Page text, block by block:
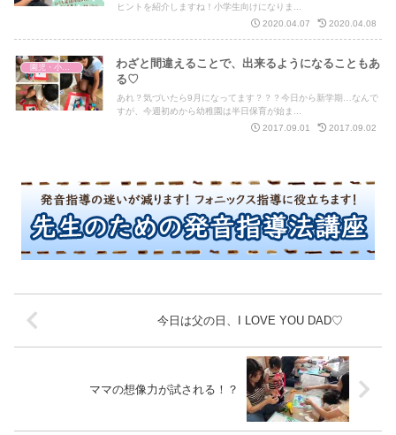
ヒントを紹介しますね！小学生向けになりま...
2020.04.07
2020.04.08
わざと間違えることで、出来るようになることもあ
る♡
あれ？気づいたら9月になってます？？？今日から新学期…なんで
すが、今週初めから幼稚園は半日保育が始ま...
2017.09.01
2017.09.02
今日は父の日、I LOVE YOU DAD♡
ママの想像力が試される！？